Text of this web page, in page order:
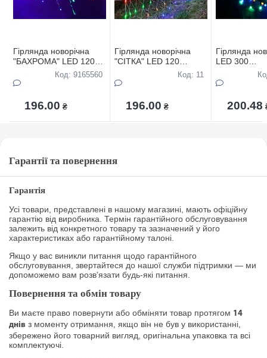
Гірлянда новорічна
"БАХРОМА" LED 120
ЛАМПОЧОК (3,*0,5м)
),вiд мережi
Код: 9165560
196.00 ₴
Гірлянда новорічна
"СІТКА" LED 120
ЛАМПОЧОК (1,5*1,5м)
),вiд мережi
Код: 11
196.00 ₴
Гірлянда
LED 300
мережi,14м
200.48
Гарантії та повернення
Гарантія
Усі товари, представлені в нашому магазині, мають офіційну
гарантію від виробника. Термін гарантійного обслуговування
залежить від конкретного товару та зазначений у його
характеристиках або гарантійному талоні.
Якщо у вас виникли питання щодо гарантійного
обслуговування, звертайтеся до нашої служби підтримки — ми
допоможемо вам розв’язати будь-які питання.
Повернення та обмін товару
Ви маєте право повернути або обміняти товар протягом 14
днів з моменту отримання, якщо він не був у використанні,
збережено його товарний вигляд, оригінальна упаковка та всі
комплектуючі.